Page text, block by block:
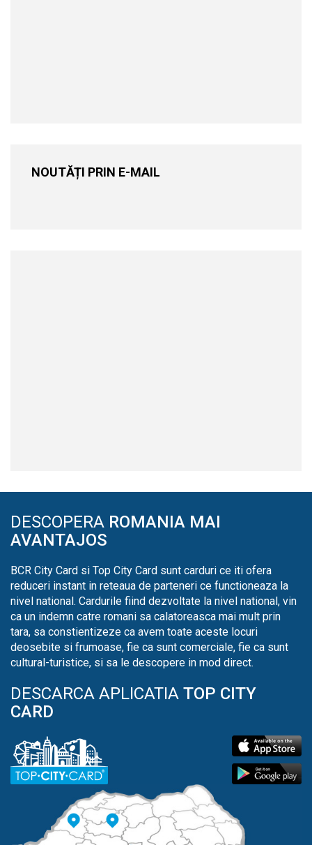
NOUTĂȚI PRIN E-MAIL
DESCOPERA ROMANIA MAI
AVANTAJOS
BCR City Card si Top City Card sunt carduri ce iti ofera
reduceri instant in reteaua de parteneri ce functioneaza la
nivel national. Cardurile fiind dezvoltate la nivel national, vin
ca un indemn catre romani sa calatoreasca mai mult prin
tara, sa constientizeze ca avem toate aceste locuri
deosebite si frumoase, fie ca sunt comerciale, fie ca sunt
cultural-turistice, si sa le descopere in mod direct.
DESCARCA APLICATIA TOP CITY
CARD